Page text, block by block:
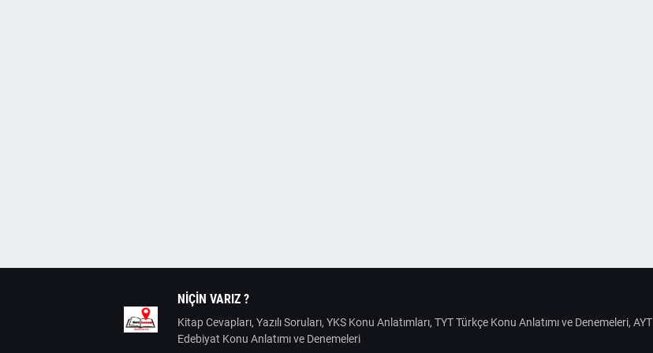
NIÇIN VARIZ ?
Kitap Cevapları, Yazılı Soruları, YKS Konu Anlatımları, TYT Türkçe Konu Anlatımı ve Denemeleri, AYT
Edebiyat Konu Anlatımı ve Denemeleri